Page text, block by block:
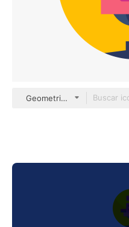
Geometric Flat Circular Flat